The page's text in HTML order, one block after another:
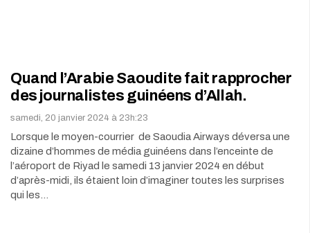
Quand l’Arabie Saoudite fait rapprocher
des journalistes guinéens d’Allah.
samedi, 20 janvier 2024 à 23h:23
Lorsque le moyen-courrier de Saoudia Airways déversa une
dizaine d’hommes de média guinéens dans l’enceinte de
l’aéroport de Riyad le samedi 13 janvier 2024 en début
d’après-midi, ils étaient loin d’imaginer toutes les surprises
qui les…